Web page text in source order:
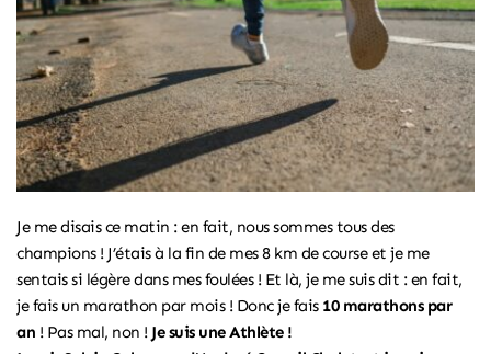
Je me disais ce matin : en fait, nous sommes tous des
champions ! J’étais à la fin de mes 8 km de course et je me
sentais si légère dans mes foulées ! Et là, je me suis dit : en fait,
je fais un marathon par mois ! Donc je fais 10 marathons par
an ! Pas mal, non ! Je suis une Athlète !